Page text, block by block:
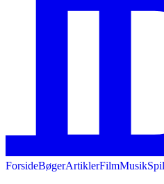
ForsideBøgerArtiklerFilmMusikSpil